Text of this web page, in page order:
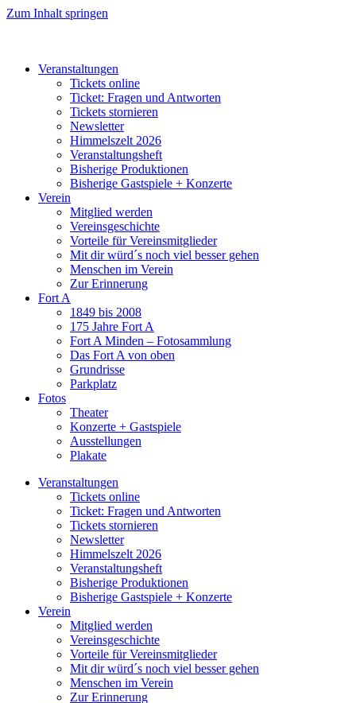
Zum Inhalt springen
Veranstaltungen
Tickets online
Ticket: Fragen und Antworten
Tickets stornieren
Newsletter
Himmelszelt 2026
Veranstaltungsheft
Bisherige Produktionen
Bisherige Gastspiele + Konzerte
Verein
Mitglied werden
Vereinsgeschichte
Vorteile für Vereinsmitglieder
Mit dir würd´s noch viel besser gehen
Menschen im Verein
Zur Erinnerung
Fort A
1849 bis 2008
175 Jahre Fort A
Fort A Minden – Fotosammlung
Das Fort A von oben
Grundrisse
Parkplatz
Fotos
Theater
Konzerte + Gastspiele
Ausstellungen
Plakate
Veranstaltungen
Tickets online
Ticket: Fragen und Antworten
Tickets stornieren
Newsletter
Himmelszelt 2026
Veranstaltungsheft
Bisherige Produktionen
Bisherige Gastspiele + Konzerte
Verein
Mitglied werden
Vereinsgeschichte
Vorteile für Vereinsmitglieder
Mit dir würd´s noch viel besser gehen
Menschen im Verein
Zur Erinnerung